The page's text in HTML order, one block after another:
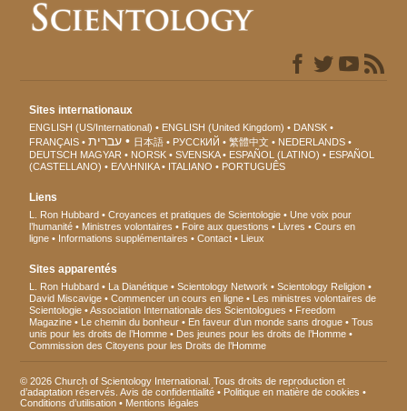
Sites internationaux
ENGLISH (US/International) ENGLISH (United Kingdom)
DANSK
FRANÇAIS
עברית 日本語 РУССКИЙ 繁體中文
NEDERLANDS
DEUTSCH MAGYAR NORSK SVENSKA ESPAÑOL (LATINO)
ESPAÑOL
(CASTELLANO)
ΕΛΛΗΝΙΚA ITALIANO PORTUGUÊS
Liens
L. Ron Hubbard Croyances et pratiques de Scientologie
Une voix pour
l’humanité
Ministres volontaires Foire aux questions Livres
Cours en
ligne
Informations supplémentaires Contact Lieux
Sites apparentés
L. Ron Hubbard La Dianétique Scientology Network
Scientology Religion
David Miscavige
Commencer un cours en ligne
Les ministres volontaires de
Scientologie
Association Internationale des Scientologues
Freedom
Magazine
Le chemin du bonheur En faveur d’un monde sans drogue
Tous
unis pour les droits de l’Homme
Des jeunes pour les droits de l’Homme
Commission des Citoyens pour les Droits de l’Homme
© 2026 Church of Scientology International. Tous droits de reproduction et
d’adaptation réservés.Avis de confidentialité • Politique en matière de cookies •
Conditions d’utilisation • Mentions légales